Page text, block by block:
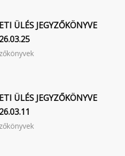
ÜLÉS JEGYZŐKÖNYVE
ÜLÉS JEGYZŐKÖNYVE